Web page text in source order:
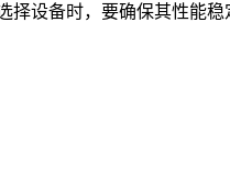
设备时，要确保其性能稳